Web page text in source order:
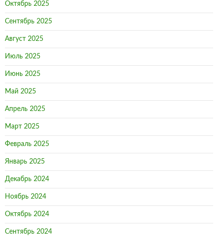
Октябрь 2025
Сентябрь 2025
Август 2025
Июль 2025
Июнь 2025
Май 2025
Апрель 2025
Март 2025
Февраль 2025
Январь 2025
Декабрь 2024
Ноябрь 2024
Октябрь 2024
Сентябрь 2024